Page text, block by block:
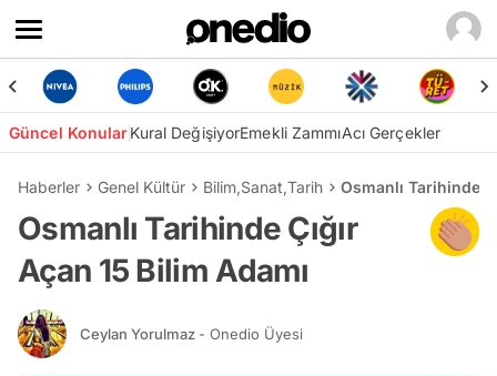
Güncel KonularKural DeğişiyorEmekli ZammıAcı Gerçekler
Haberler Genel Kültür Bilim,Sanat,Tarih Osmanlı Tarihinde
Osmanlı Tarihinde Çığır
Açan 15 Bilim Adamı
Ceylan Yorulmaz - Onedio Üyesi